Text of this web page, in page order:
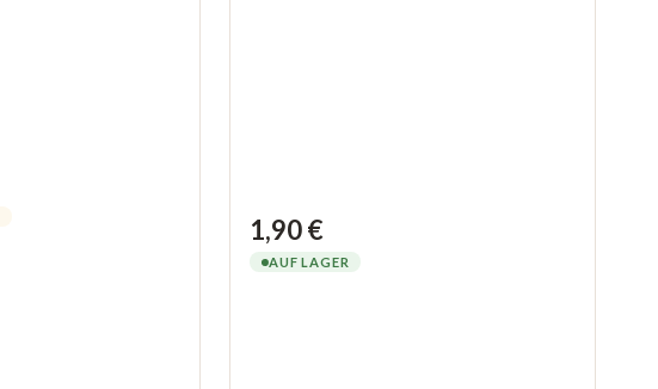
1,90 €
AUF LAGER